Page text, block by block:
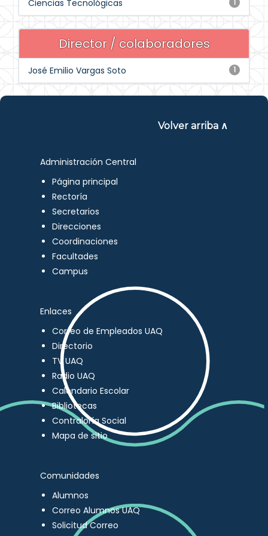
1
Ciencias Tecnológicas
Director / colaboradores
1
José Emilio Vargas Soto
Volver arriba ∧
Administración Central
Página principal
Rectoría
Secretarios
Direcciones
Coordinaciones
Facultades
Campus
Enlaces
Correo de Empleados UAQ
Directorio
TV UAQ
Radio UAQ
Calendario Escolar
Bibliotecas
Contraloría Social
Mapa de sitio
Comunidades
Alumnos
Correo Alumnos UAQ
Solicitud Correo